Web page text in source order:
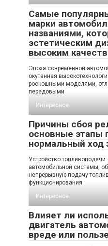
Самые
марки
названиями,
эстетическим
высоким
Эпоха современной
окутанная
роскошными моделями,
передовыми
Интересное
Причины сбоя
основные этапы
нормальный ход
Устройство
автомобильной системы,
непрерывную подачу
функционирования
Интересное
Влияет ли
двигатель
вреде или